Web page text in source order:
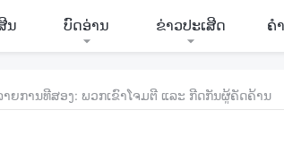
ນ ບົດອ່ານ ຂ່າວປະເສີດ ຄ
າຍການທີສອງ: ພວກເຂົາໂຈມຕີ ແລະ ກີດກັນຜູ້ຄັດຄ້ານ